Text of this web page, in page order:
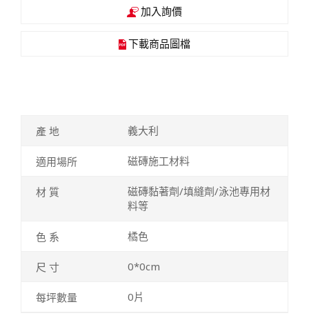
加入詢價
下載商品圖檔
義大利
磁磚施工材料
磁磚黏著劑/填縫劑/泳池專用材
料等
橘色
0*0cm
0片